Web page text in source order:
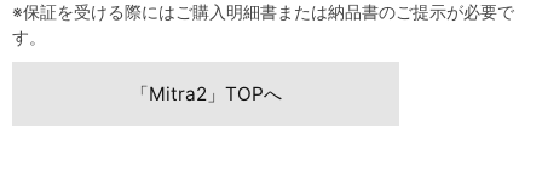
※保証を受ける際にはご購入明細書または納品書のご提示が必要で
す。
「Mitra2」TOPへ